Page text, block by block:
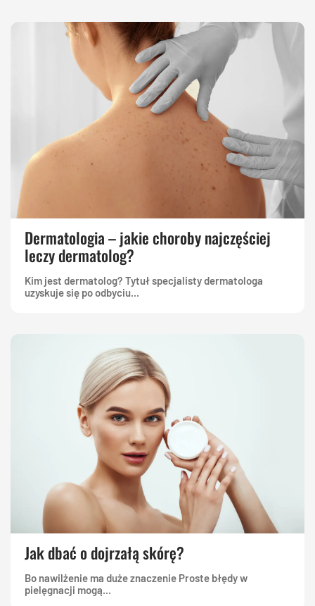
Dermatologia – jakie choroby najczęściej
leczy dermatolog?
Kim jest dermatolog? Tytuł specjalisty dermatologa
uzyskuje się po odbyciu...
Jak dbać o dojrzałą skórę?
Bo nawilżenie ma duże znaczenie Proste błędy w
pielęgnacji mogą...